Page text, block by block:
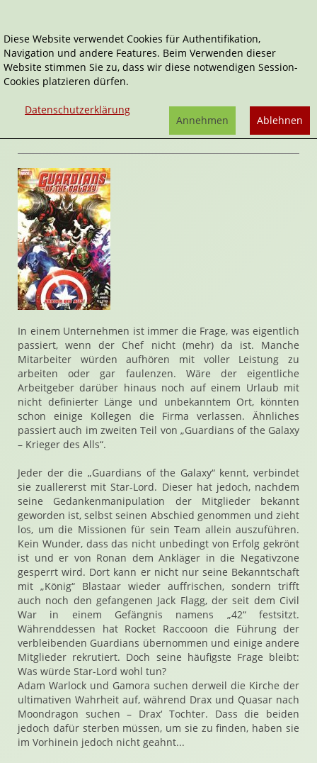
Home Comics Krieger des Alls, Band 2
Guardians of the Galaxy, Krieger des Alls
Krieger des Alls, Band 2
In einem Unternehmen ist immer die Frage, was eigentlich
passiert, wenn der Chef nicht (mehr) da ist. Manche
Mitarbeiter würden aufhören mit voller Leistung zu
arbeiten oder gar faulenzen. Wäre der eigentliche
Arbeitgeber darüber hinaus noch auf einem Urlaub mit
nicht definierter Länge und unbekanntem Ort, könnten
schon einige Kollegen die Firma verlassen. Ähnliches
passiert auch im zweiten Teil von „Guardians of the Galaxy
– Krieger des Alls“.
Jeder der die „Guardians of the Galaxy“ kennt, verbindet
sie zuallererst mit Star-Lord. Dieser hat jedoch, nachdem
seine Gedankenmanipulation der Mitglieder bekannt
geworden ist, selbst seinen Abschied genommen und zieht
los, um die Missionen für sein Team allein auszuführen.
Kein Wunder, dass das nicht unbedingt von Erfolg gekrönt
ist und er von Ronan dem Ankläger in die Negativzone
gesperrt wird. Dort kann er nicht nur seine Bekanntschaft
mit „König“ Blastaar wieder auffrischen, sondern trifft
auch noch den gefangenen Jack Flagg, der seit dem Civil
War in einem Gefängnis namens „42“ festsitzt.
Währenddessen hat Rocket Raccooon die Führung der
verbleibenden Guardians übernommen und einige andere
Mitglieder rekrutiert. Doch seine häufigste Frage bleibt:
Was würde Star-Lord wohl tun?
Adam Warlock und Gamora suchen derweil die Kirche der
ultimativen Wahrheit auf, während Drax und Quasar nach
Moondragon suchen – Drax‘ Tochter. Dass die beiden
jedoch dafür sterben müssen, um sie zu finden, haben sie
im Vorhinein jedoch nicht geahnt...
Diese Website verwendet Cookies für Authentifikation,
Navigation und andere Features. Beim Verwenden dieser
Website stimmen Sie zu, dass wir diese notwendigen Session-
Cookies platzieren dürfen.
Datenschutzerklärung
Ablehnen
Annehmen